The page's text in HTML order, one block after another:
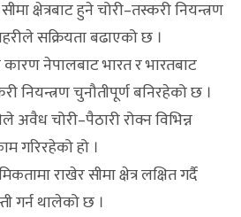
क्षेत्रबाट हुने चोरी–तस्करी नियन्त्रण
सक्रियता बढाएको छ ।
नेपालबाट भारत र भारतबाट
नियन्त्रण चुनौतीपूर्ण बनिरहेको छ ।
अवैध चोरी–पैठारी रोक्न विभिन्न
गरिरहेको हो ।
राखेर सीमा क्षेत्र लक्षित गर्दै
गर्न थालेको छ ।